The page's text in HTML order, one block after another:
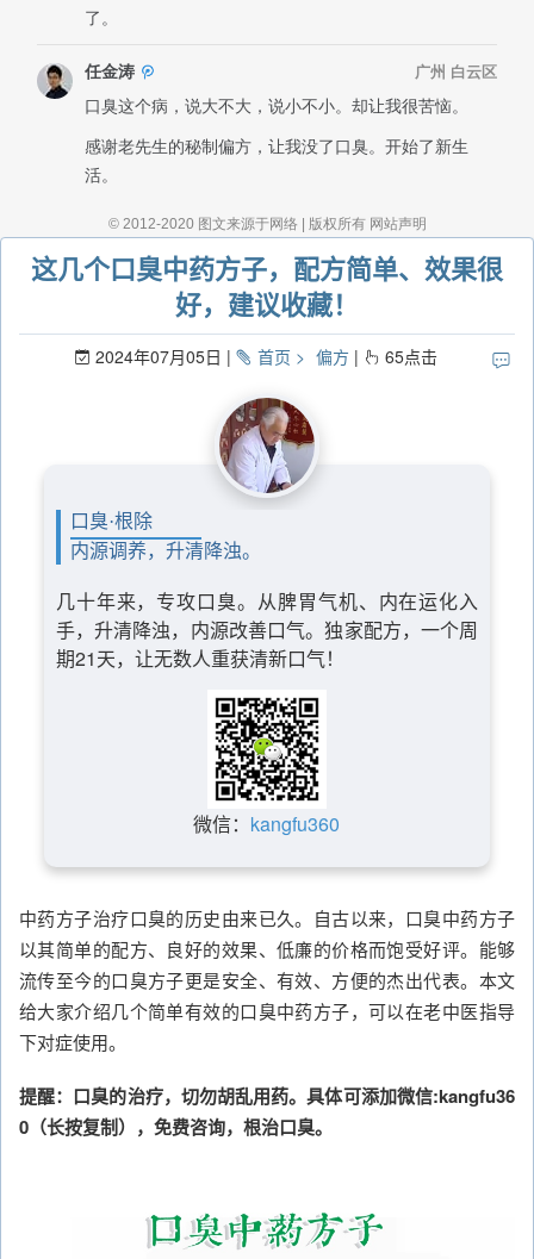
这几个口臭中药方子，配方简单、效果很
好，建议收藏！
2024年07月05日 首页 偏方 65点击
口臭·根除
内源调养，升清降浊。
几十年来，专攻口臭。从脾胃气机、内在运化入
手，升清降浊，内源改善口气。独家配方，一个周
期21天，让无数人重获清新口气！
微信： kangfu360
中药方子治疗口臭的历史由来已久。自古以来，口臭中药方子
以其简单的配方、良好的效果、低廉的价格而饱受好评。能够
流传至今的口臭方子更是安全、有效、方便的杰出代表。本文
给大家介绍几个简单有效的口臭中药方子，可以在老中医指导
下对症使用。
提醒：口臭的治疗，切勿胡乱用药。具体可添加微信:kangfu36
0（长按复制），免费咨询，根治口臭。